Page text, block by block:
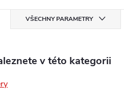
VŠECHNY PARAMETRY
v této kategorii